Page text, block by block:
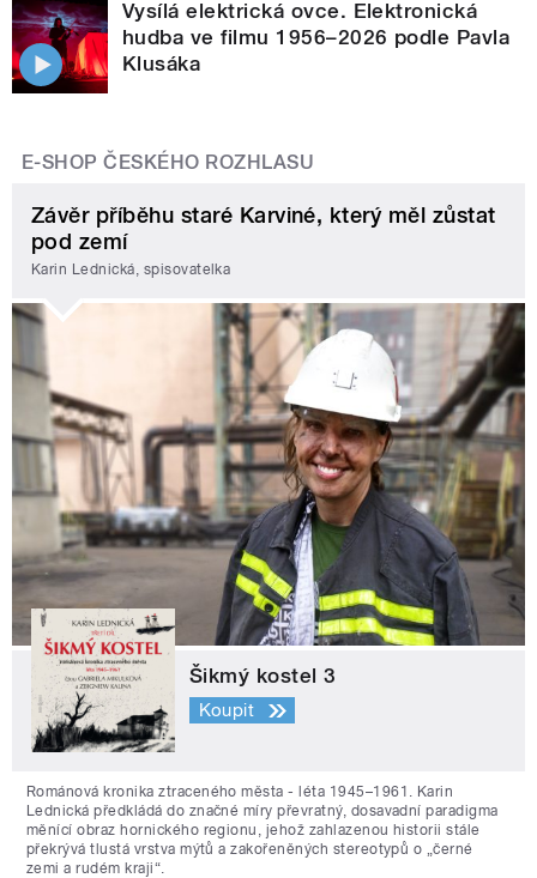
Vysílá elektrická ovce. Elektronická
hudba ve filmu 1956–2026 podle Pavla
Klusáka
E-SHOP ČESKÉHO ROZHLASU
Závěr příběhu staré Karviné, který měl zůstat
pod zemí
Karin Lednická, spisovatelka
Šikmý kostel 3
Koupit
Románová kronika ztraceného města - léta 1945–1961. Karin
Lednická předkládá do značné míry převratný, dosavadní paradigma
měnící obraz hornického regionu, jehož zahlazenou historii stále
překrývá tlustá vrstva mýtů a zakořeněných stereotypů o „černé
zemi a rudém kraji“.